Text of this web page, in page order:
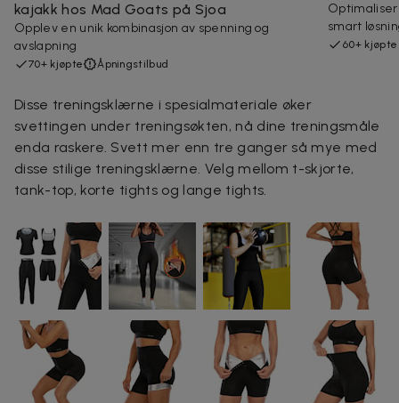
kajakk hos Mad Goats på Sjoa
Opplev en unik kombinasjon av spenning og
avslapning
70+ kjøpte Åpningstilbud
smart
60+ kjøpte
Disse treningsklærne i spesialmateriale øker
svettingen under treningsøkten, nå dine treningsmåle
enda raskere. Svett mer enn tre ganger så mye med
disse stilige treningsklærne. Velg mellom t-skjorte,
tank-top, korte tights og lange tights.